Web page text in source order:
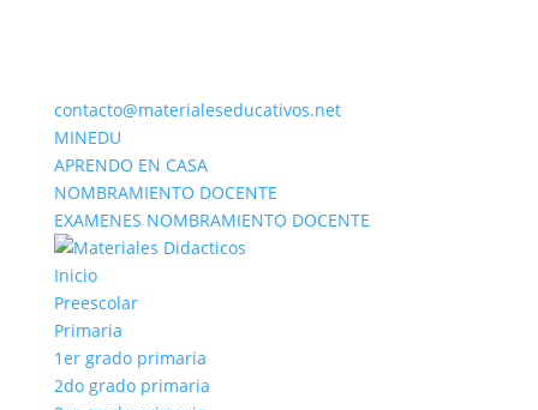
contacto@materialeseducativos.net
MINEDU
APRENDO EN CASA
NOMBRAMIENTO DOCENTE
EXAMENES NOMBRAMIENTO DOCENTE
Inicio
Preescolar
Primaria
1er grado primaria
2do grado primaria